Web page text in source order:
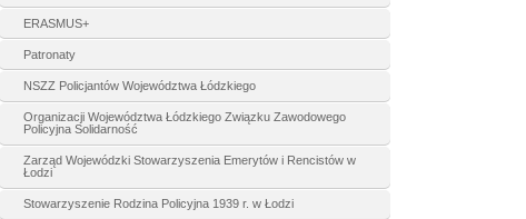
ERASMUS+
Patronaty
NSZZ Policjantów Województwa Łódzkiego
Organizacji Województwa Łódzkiego Związku Zawodowego
Policyjna Solidarność
Zarząd Wojewódzki Stowarzyszenia Emerytów i Rencistów w
Łodzi
Stowarzyszenie Rodzina Policyjna 1939 r. w Łodzi